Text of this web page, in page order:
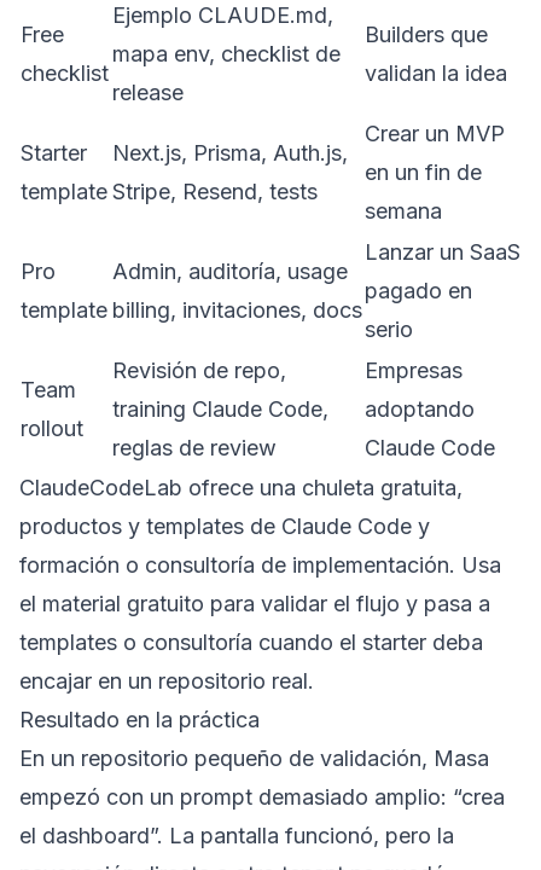
Free
checklist
Ejemplo CLAUDE.md,
mapa env, checklist de
release
Builders que
validan la idea
Starter
template
Next.js, Prisma, Auth.js,
Stripe, Resend, tests
Crear un MVP
en un fin de
semana
Pro
template
Admin, auditoría, usage
billing, invitaciones, docs
Lanzar un SaaS
pagado en
serio
Team
rollout
Revisión de repo,
training Claude Code,
reglas de review
Empresas
adoptando
Claude Code
ClaudeCodeLab ofrece una chuleta gratuita,
productos y templates de Claude Code y
formación o consultoría de implementación. Usa
el material gratuito para validar el flujo y pasa a
templates o consultoría cuando el starter deba
encajar en un repositorio real.
Resultado en la práctica
En un repositorio pequeño de validación, Masa
empezó con un prompt demasiado amplio: “crea
el dashboard”. La pantalla funcionó, pero la